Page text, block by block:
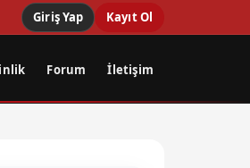
Giriş Yap Kayıt Ol
Forum İletişim